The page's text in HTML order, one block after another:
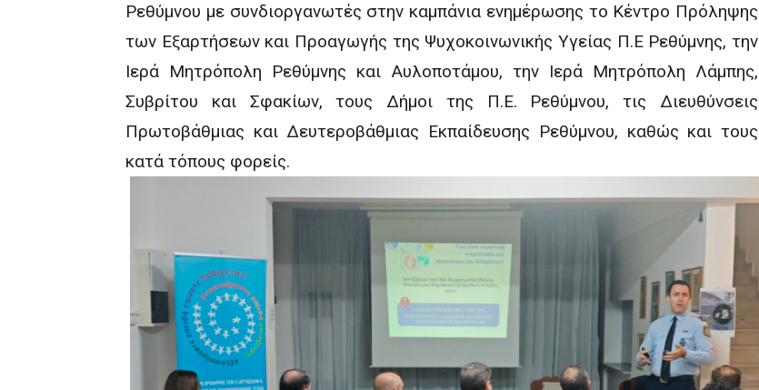
Ρεθύμνου με συνδιοργανωτές στην καμπάνια ενημέρωσης το Κέντρο Πρόληψης
των Εξαρτήσεων και Προαγωγής της Ψυχοκοινωνικής Υγείας Π.Ε Ρεθύμνης, την
Ιερά Μητρόπολη Ρεθύμνης και Αυλοποτάμου, την Ιερά Μητρόπολη Λάμπης,
Συβρίτου και Σφακίων, τους Δήμοι της Π.Ε. Ρεθύμνου, τις Διευθύνσεις
Πρωτοβάθμιας και Δευτεροβάθμιας Εκπαίδευσης Ρεθύμνου, καθώς και τους
κατά τόπους φορείς.